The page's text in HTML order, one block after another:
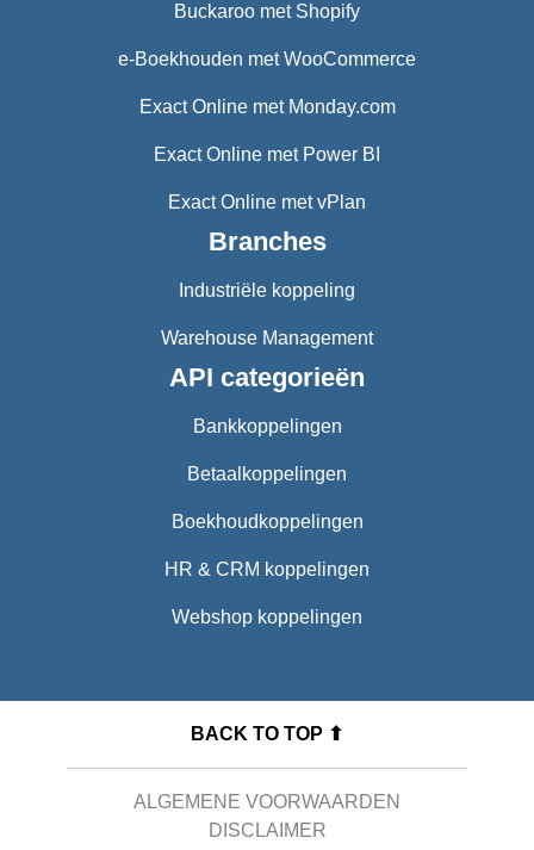
Buckaroo met Shopify
e-Boekhouden met WooCommerce
Exact Online met Monday.com
Exact Online met Power BI
Exact Online met vPlan
Branches
Industriële koppeling
Warehouse Management
API categorieën
Bankkoppelingen
Betaalkoppelingen
Boekhoudkoppelingen
HR & CRM koppelingen
Webshop koppelingen
BACK TO TOP ⬆
ALGEMENE VOORWAARDEN
DISCLAIMER